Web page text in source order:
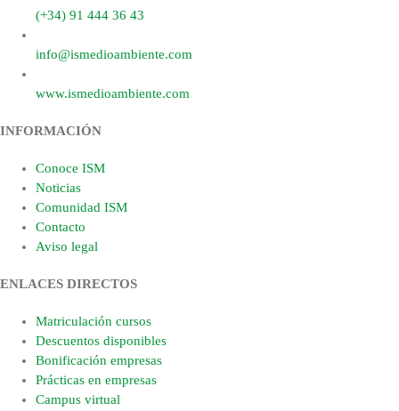
(+34) 91 444 36 43
info@ismedioambiente.com
www.ismedioambiente.com
INFORMACIÓN
Conoce ISM
Noticias
Comunidad ISM
Contacto
Aviso legal
ENLACES DIRECTOS
Matriculación cursos
Descuentos disponibles
Bonificación empresas
Prácticas en empresas
Campus virtual